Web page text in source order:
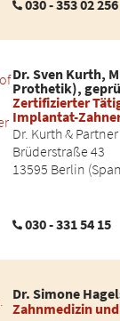
030 - 353 02 256
Dr. Sven Kurth,
Prothetik),
Zertifizierter
Implantat-
Dr. Kurth & Partner
Brüderstraße 43
13595 Berlin
030 - 331 54 15
Dr. Simone
Zahnmedizin